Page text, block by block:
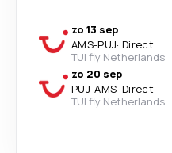
zo 13 sep
AMS-PUJ· Direct
TUI fly Netherlands
zo 20 sep
PUJ-AMS· Direct
TUI fly Netherlands